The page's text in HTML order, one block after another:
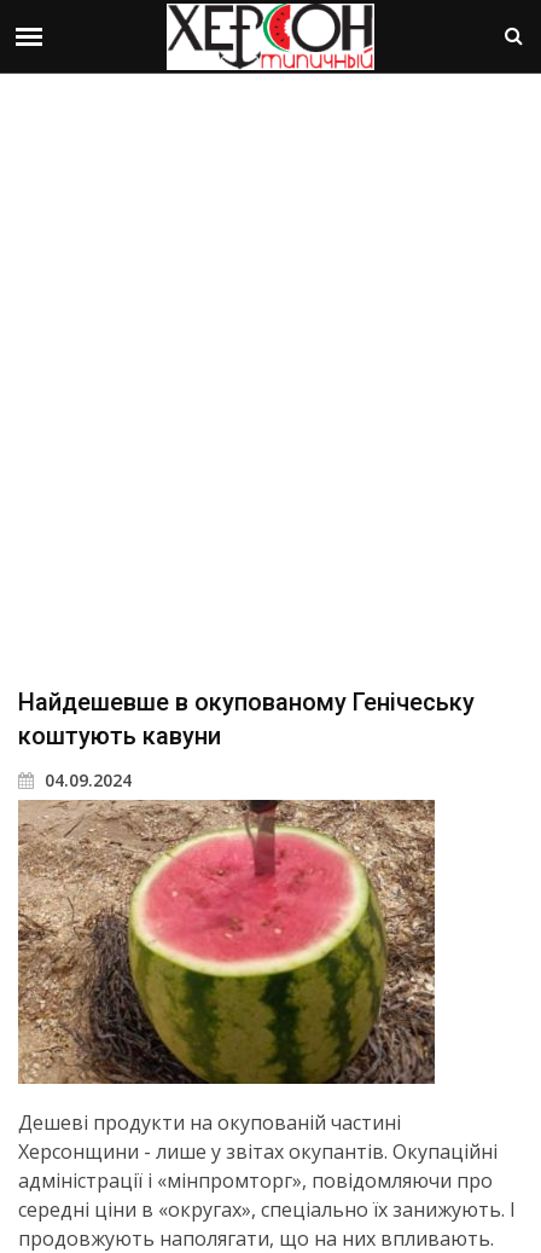
Найдешевше в окупованому Генічеську
коштують кавуни
04.09.2024
Дешеві продукти на окупованій частині
Херсонщини - лише у звітах окупантів. Окупаційні
адміністрації і «мінпромторг», повідомляючи про
середні ціни в «округах», спеціально їх занижують. І
продовжують наполягати, що на них впливають.